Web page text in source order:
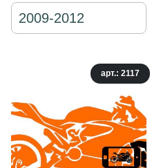
2009-2012
арт.: 2117